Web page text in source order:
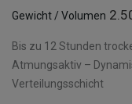
Gewicht / Volumen
Bis zu 12 Stunden
Atmungsaktiv –
Verteilungsschicht